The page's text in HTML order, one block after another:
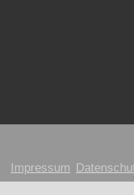
Impressum